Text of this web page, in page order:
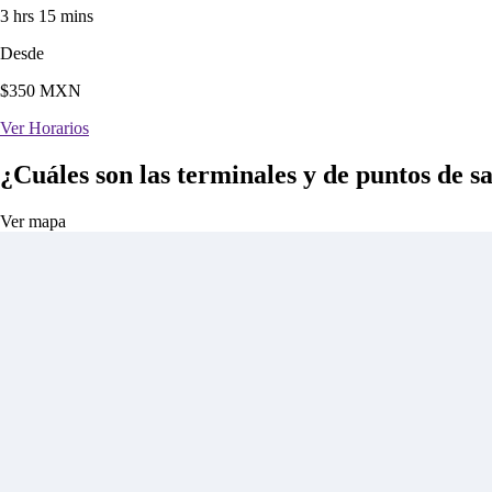
3 hrs 15 mins
Desde
$350 MXN
Ver Horarios
¿Cuáles son las terminales y de puntos de
Ver mapa